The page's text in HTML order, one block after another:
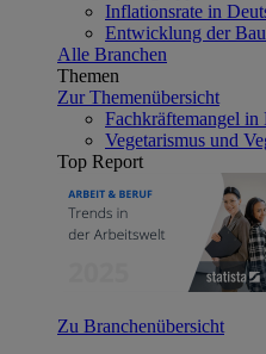
Inflationsrate in
Entwicklung der
Alle Branchen
Themen
Zur Themenübersicht
Fachkräftemangel
Vegetarismus und
Top Report
Zu Branchenübersicht